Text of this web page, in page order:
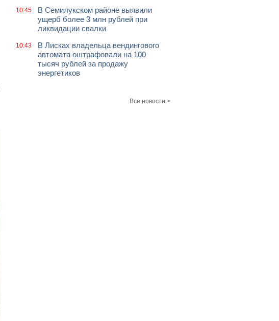
10:45
В Семилукском районе выявили
ущерб более 3 млн рублей при
ликвидации свалки
10:43
В Лисках владельца вендингового
автомата оштрафовали на 100
тысяч рублей за продажу
энергетиков
Все новости >